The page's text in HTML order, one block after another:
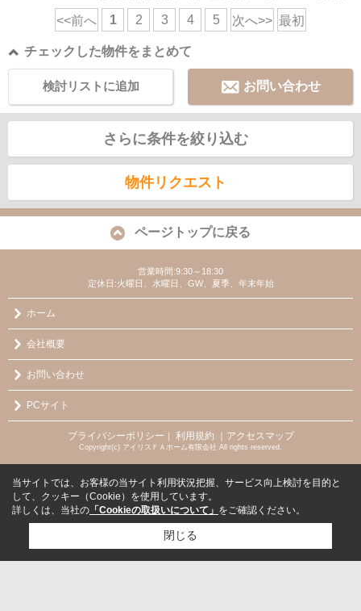
<<前へ 1 2 3 4 5 次へ>> 最初
チェックした物件をまとめて
お問い合わせ
検討リストに追加
さらに条件を絞り込む
物件リクエスト
ページトップに戻る
営業時間:9:30～18:30
定休日:火曜日、水曜日、GW、夏季、年末年始
ホーム
会社概要
お問い合わせ
PCサイト
プライバシーポリシー ｜ 利用規約 ｜アクセスマップ
Copyright(c) アイリスＦＡホーム有限会社 All rights reserved.
当サイトでは、お客様の当サイト利用状況把握、サービス向上検討を目的と
して、クッキー（Cookie）を使用しています。
詳しくは、当社の 「Cookieの取扱いについて」 をご確認ください。
閉じる